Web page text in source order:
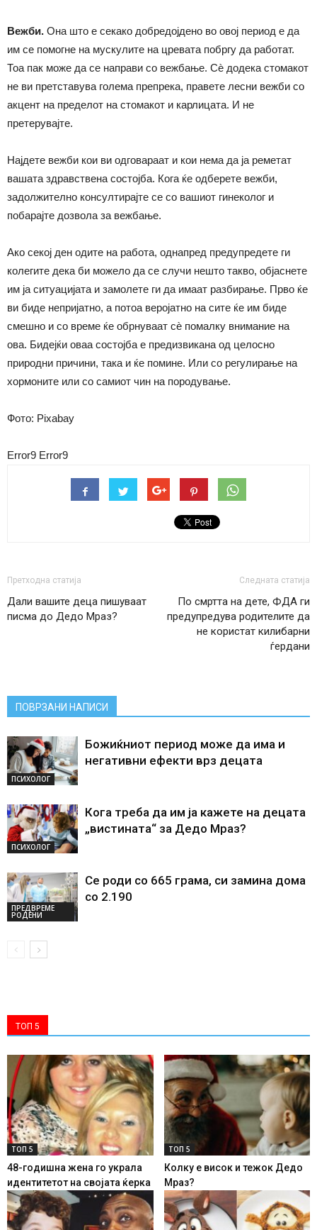
Вежби. Она што е секако добредојдено во овој период е да
им се помогне на мускулите на цревата побргу да работат.
Тоа пак може да се направи со вежбање. Сѐ додека стомакот
не ви претставува голема препрека, правете лесни вежби со
акцент на пределот на стомакот и карлицата. И не
претерувајте.
Најдете вежби кои ви одговараат и кои нема да ја реметат
вашата здравствена состојба. Кога ќе одберете вежби,
задолжително консултирајте се со вашиот гинеколог и
побарајте дозвола за вежбање.
Ако секој ден одите на работа, однапред предупредете ги
колегите дека би можело да се случи нешто такво, објаснете
им ја ситуацијата и замолете ги да имаат разбирање. Прво ќе
ви биде непријатно, а потоа веројатно на сите ќе им биде
смешно и со време ќе обрнуваат сѐ помалку внимание на
ова. Бидејќи оваа состојба е предизвикана од целосно
природни причини, така и ќе помине. Или со регулирање на
хормоните или со самиот чин на породување.
Фото: Pixabay
Error9 Error9
Претходна статија
Дали вашите деца пишуваат
писма до Дедо Мраз?
Следната статија
По смртта на дете, ФДА ги
предупредува родителите да
не користат килибарни
ѓердани
ПОВРЗАНИ НАПИСИ
ПСИХОЛОГ
Божиќниот период може да има и
негативни ефекти врз децата
ПСИХОЛОГ
Кога треба да им ја кажете на децата
„вистината“ за Дедо Мраз?
ПРЕДВРЕМЕ
РОДЕНИ
Се роди со 665 грама, си замина дома
со 2.190
ТОП 5
ТОП 5
48-годишна жена го украла
идентитетот на својата ќерка
ТОП 5
Колку е висок и тежок Дедо
Мраз?